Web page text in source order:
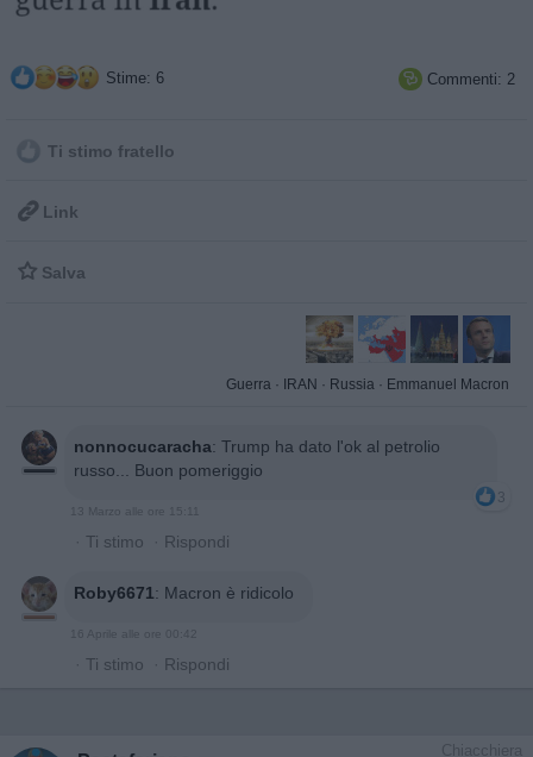
Stime: 6  Commenti: 2
Ti stimo fratello
 Link
 Salva
Guerra · IRAN · Russia · Emmanuel Macron
nonnocucaracha: Trump ha dato l'ok al petrolio
russo... Buon pomeriggio
3
13 Marzo alle ore 15:11
· Ti stimo · Rispondi
Roby6671: Macron è ridicolo
16 Aprile alle ore 00:42
· Ti stimo · Rispondi
Chiacchiera